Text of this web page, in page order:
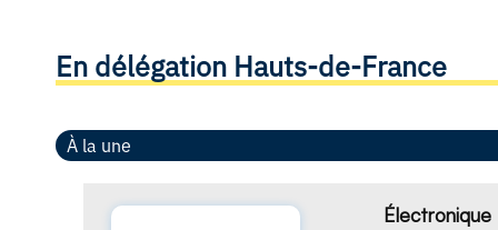
En délégation Hauts-de-France
À la une